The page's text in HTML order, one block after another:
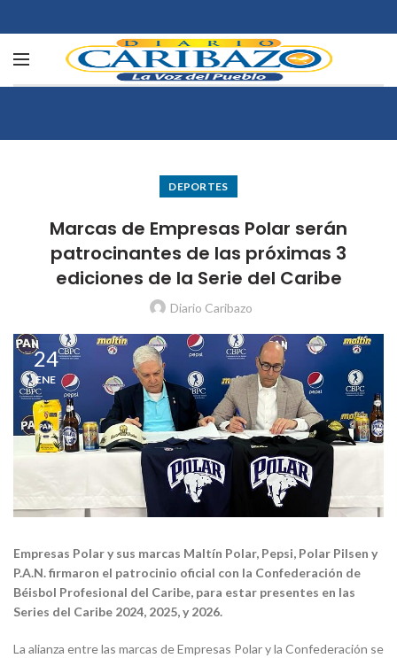
DEPORTES
Marcas de Empresas Polar serán
patrocinantes de las próximas 3
ediciones de la Serie del Caribe
Diario Caribazo
24
ENE
Empresas Polar y sus marcas Maltín Polar, Pepsi, Polar Pilsen y
P.A.N. firmaron el patrocinio oficial con la Confederación de
Béisbol Profesional del Caribe, para estar presentes en las
Series del Caribe 2024, 2025, y 2026.
La alianza entre las marcas de Empresas Polar y la Confederación se